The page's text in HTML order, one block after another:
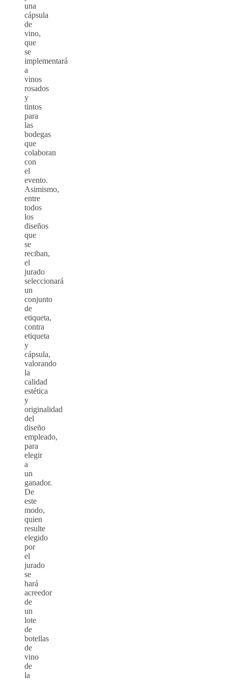
una
cápsula
de
vino,
que
se
implementará
a
vinos
rosados
y
tintos
para
las
bodegas
que
colaboran
con
el
evento.
Asimismo,
entre
todos
los
diseños
que
se
reciban,
el
jurado
seleccionará
un
conjunto
de
etiqueta,
contra
etiqueta
y
cápsula,
valorando
la
calidad
estética
y
originalidad
del
diseño
empleado,
para
elegir
a
un
ganador.
De
este
modo,
quien
resulte
elegido
por
el
jurado
se
hará
acreedor
de
un
lote
de
botellas
de
vino
de
la